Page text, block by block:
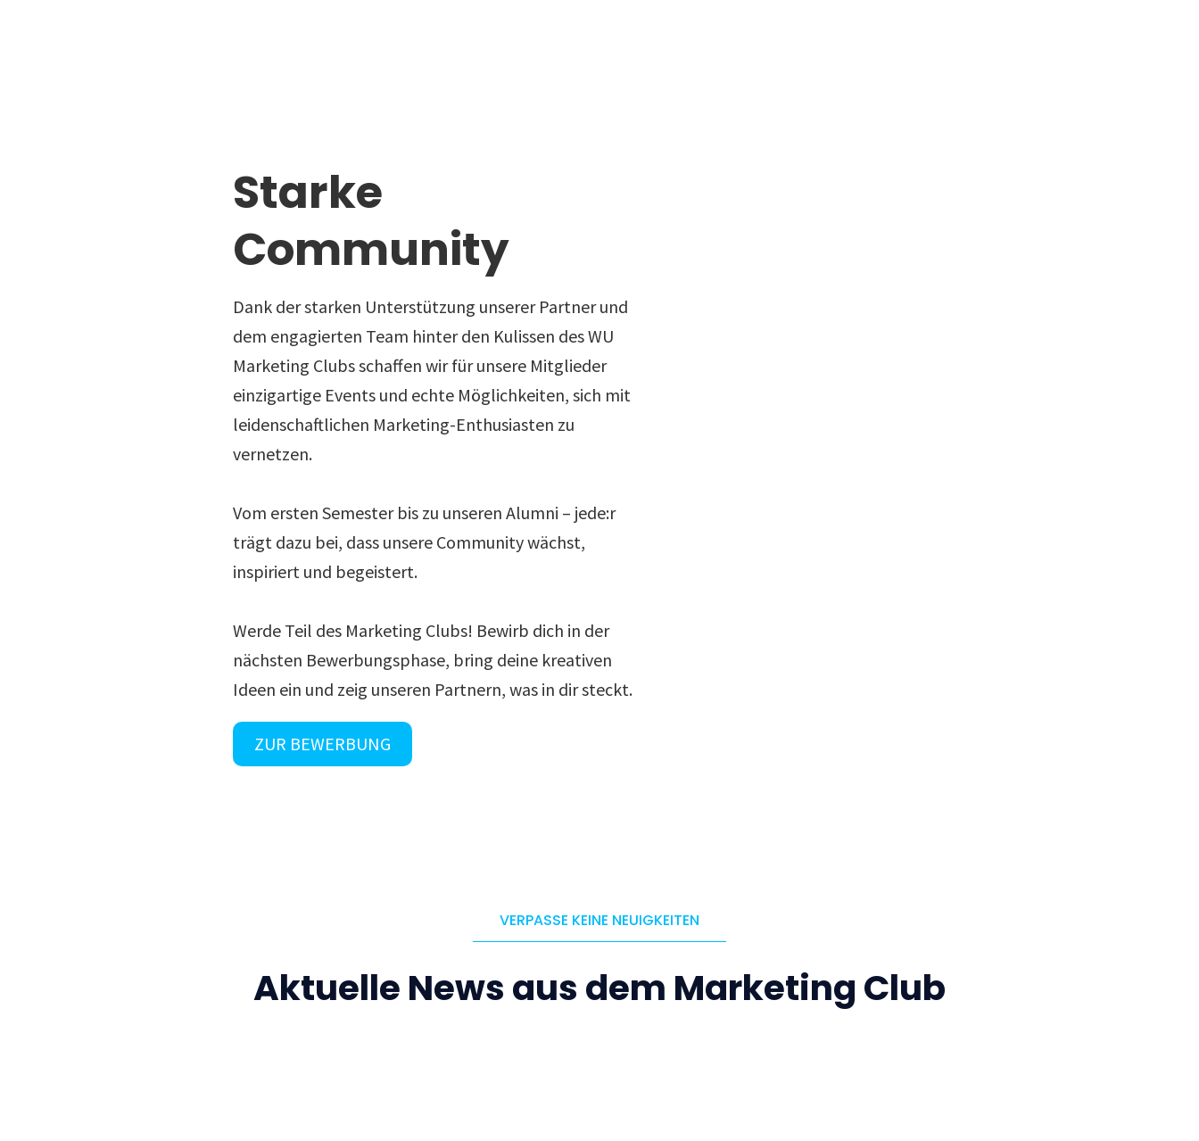
Starke
Community
Dank der starken Unterstützung unserer Partner und
dem engagierten Team hinter den Kulissen des WU
Marketing Clubs schaffen wir für unsere Mitglieder
einzigartige Events und echte Möglichkeiten, sich mit
leidenschaftlichen Marketing-Enthusiasten zu
vernetzen.
Vom ersten Semester bis zu unseren Alumni – jede:r
trägt dazu bei, dass unsere Community wächst,
inspiriert und begeistert.
Werde Teil des Marketing Clubs! Bewirb dich in der
nächsten Bewerbungsphase, bring deine kreativen
Ideen ein und zeig unseren Partnern, was in dir steckt.
ZUR BEWERBUNG
VERPASSE KEINE NEUIGKEITEN
Aktuelle News aus dem Marketing Club